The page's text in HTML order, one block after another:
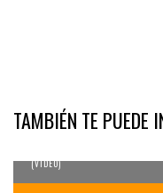
TAMBIÉN TE PUEDE
BARCELONA
(VÍDEO)
INVENTANDO